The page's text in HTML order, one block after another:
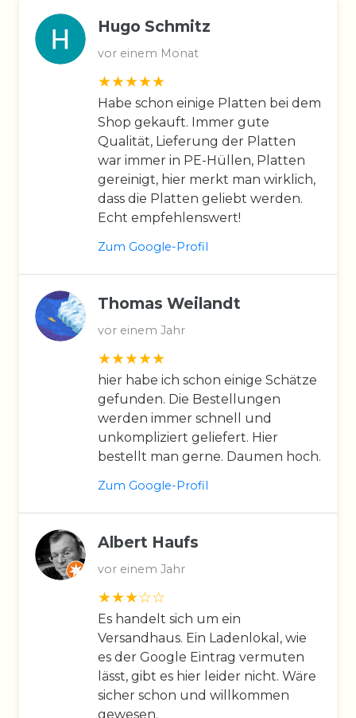
Hugo Schmitz
vor einem Monat
Habe schon einige Platten bei dem
Shop gekauft. Immer gute
Qualität, Lieferung der Platten
war immer in PE-Hüllen, Platten
gereinigt, hier merkt man wirklich,
dass die Platten geliebt werden.
Echt empfehlenswert!
Zum Google-Profil
Thomas Weilandt
vor einem Jahr
hier habe ich schon einige Schätze
gefunden. Die Bestellungen
werden immer schnell und
unkompliziert geliefert. Hier
bestellt man gerne. Daumen hoch.
Zum Google-Profil
Albert Haufs
vor einem Jahr
Es handelt sich um ein
Versandhaus. Ein Ladenlokal, wie
es der Google Eintrag vermuten
lässt, gibt es hier leider nicht. Wäre
sicher schon und willkommen
gewesen.